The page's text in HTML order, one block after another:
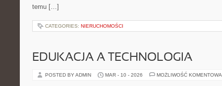
temu […]
CATEGORIES: NIERUCHOMOŚCI
EDUKACJA A TECHNOLOGIA
POSTED BY ADMIN MAR - 10 - 2026 MOŻLIWOŚĆ